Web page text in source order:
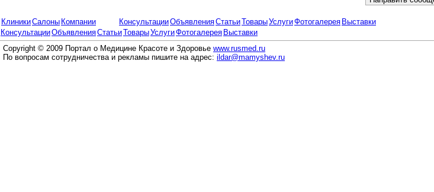
КлиникиСалоны Компании КонсультацииОбъявленияСтатьиТоварыУслугиФотогалерея Выставки
КонсультацииОбъявленияСтатьиТоварыУслугиФотогалерея Выставки
Copyright © 2009 Портал о Медицине Красоте и Здоровье www.rusmed.ru
По вопросам сотрудничества и рекламы пишите на адрес: ildar@mamyshev.ru